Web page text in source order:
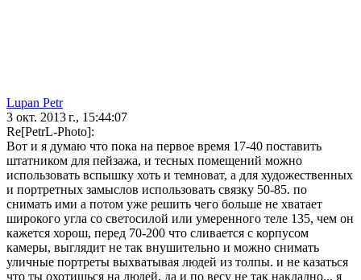
Lupan Petr
3 окт. 2013 г., 15:44:07
Re[PetrL-Photo]:
Вот и я думаю что пока на первое время 17-40 поставить
штатником для пейзажа, и тесных помещений можно
использовать вспышку хоть и темноват, а для художественных
и портретных замыслов использовать связку 50-85. по
снимать ими а потом уже решить чего больше не хватает
широкого угла со светосилой или умеренного теле 135, чем он
кажется хорош, перед 70-200 что сливается с корпусом
камеры, выглядит не так внушительно и можно снимать
уличные портреты выхватывая людей из толпы. и не казаться
что ты охотишься на людей, да и по весу не так накладно... я